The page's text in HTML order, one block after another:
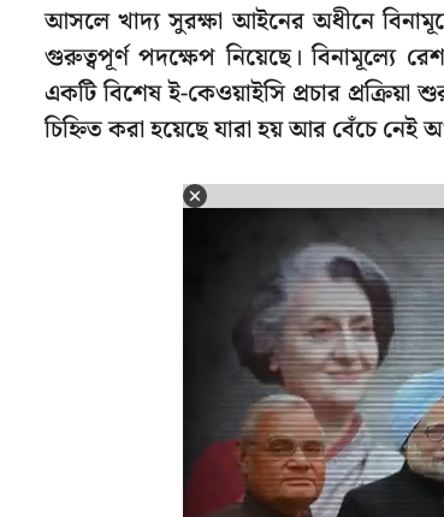
আসলে খাদ্য সুরক্ষা আইনের অধীনে
গুরুত্বপূর্ণ পদক্ষেপ নিয়েছে। বিনামূল্যে
একটি বিশেষ ই-কেওয়াইসি প্রচার
চিহ্নিত করা হয়েছে যারা হয় আর বেঁচে নেই